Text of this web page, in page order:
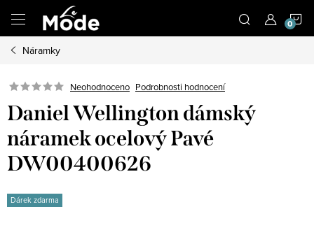
obsah
Náramky
Neohodnoceno Podrobnosti hodnocení
Daniel Wellington dámský
náramek ocelový Pavé
DW00400626
Dárek zdarma